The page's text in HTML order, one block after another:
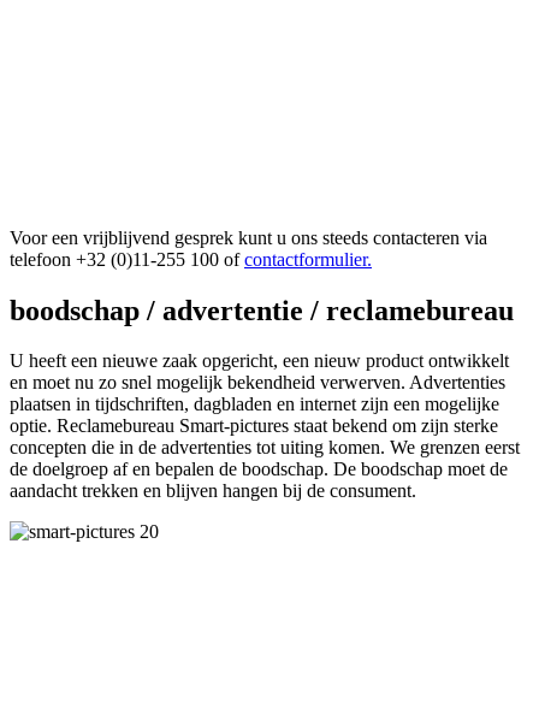
Voor een vrijblijvend gesprek kunt u ons steeds contacteren via
telefoon +32 (0)11-255 100 ofcontactformulier.
boodschap / advertentie / reclamebureau
U heeft een nieuwe zaak opgericht, een nieuw product ontwikkelt
en moet nu zo snel mogelijk bekendheid verwerven. Advertenties
plaatsen in tijdschriften, dagbladen en internet zijn een mogelijke
optie. Reclamebureau Smart-pictures staat bekend om zijn sterke
concepten die in de advertenties tot uiting komen. We grenzen eerst
de doelgroep af en bepalen de boodschap. De boodschap moet de
aandacht trekken en blijven hangen bij de consument.